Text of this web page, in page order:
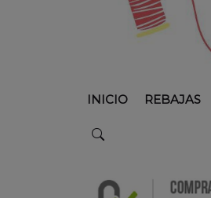
INICIO REBAJAS